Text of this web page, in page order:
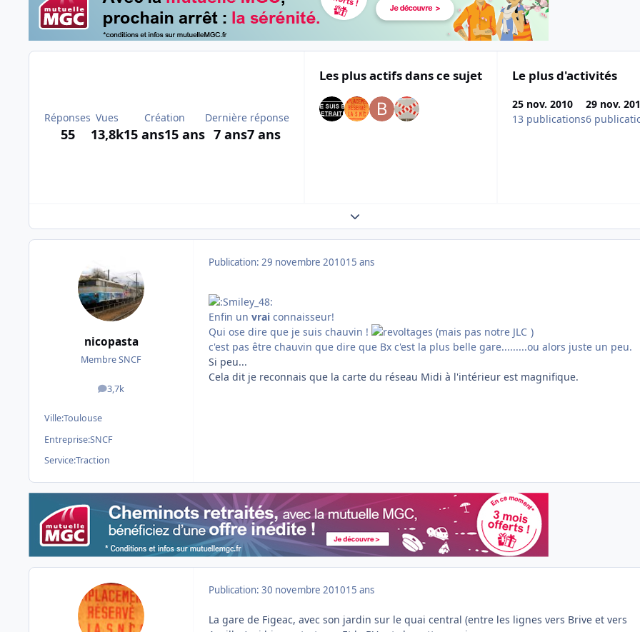
Réponses
55
Vues
13,8k
Création
15 ans15 ans
Dernière réponse
7 ans7 ans
Les plus actifs dans ce sujet Le plus d'activités
25 nov. 2010
13 publications
29 nov.
6
Expand topic overview
nicopasta
Membre SNCF
3,7k
messages
Ville:Toulouse
Entreprise:SNCF
Service:Traction
Publication: 29 novembre 201015 ans
Enfin un vrai connaisseur!
Qui ose dire que je suis chauvin !
(mais pas notre JLC )
c'est pas être chauvin que dire que Bx c'est la plus belle gare.........ou alors juste un peu.
Si peu...
Cela dit je reconnais que la carte du réseau Midi à l'intérieur est magnifique.
Publication: 30 novembre 201015 ans
La gare de Figeac, avec son jardin sur le quai central (entre les lignes vers Brive et vers